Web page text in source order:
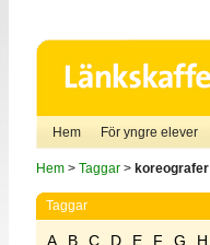
Hem För yngre elever
Hem> Taggar> koreografer
Taggar
A B C D E F G H